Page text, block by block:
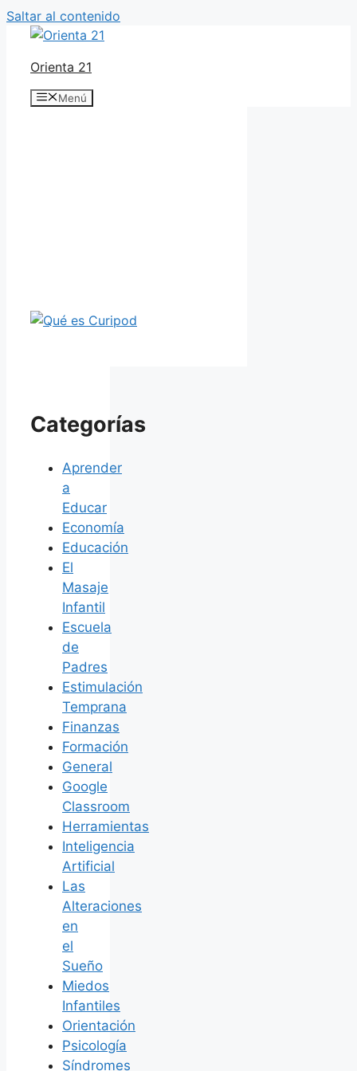
Saltar al contenido
Orienta 21
Menú
Categorías
Aprender
a
Educar
Economía
Educación
El
Masaje
Infantil
Escuela
de
Padres
Estimulación
Temprana
Finanzas
Formación
General
Google
Classroom
Herramientas
Inteligencia
Artificial
Las
Alteraciones
en
el
Sueño
Miedos
Infantiles
Orientación
Psicología
Síndromes